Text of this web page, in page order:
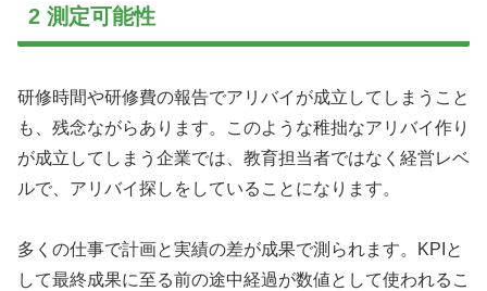
2 測定可能性
研修時間や研修費の報告でアリバイが成立してしまうこと
も、残念ながらあります。このような稚拙なアリバイ作り
が成立してしまう企業では、教育担当者ではなく経営レベ
ルで、アリバイ探しをしていることになります。
多くの仕事で計画と実績の差が成果で測られます。KPIと
して最終成果に至る前の途中経過が数値として使われるこ